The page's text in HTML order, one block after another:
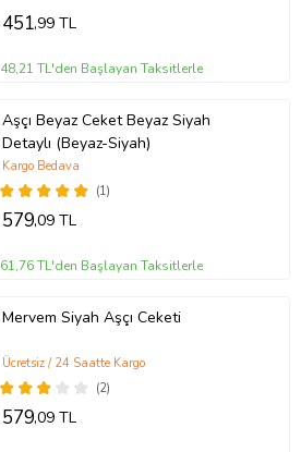
451,99 TL
48,21 TL'den Başlayan Taksitlerle
Aşçı Beyaz Ceket Beyaz Siyah
Detaylı (Beyaz-Siyah)
(1)
Kargo Bedava
579,09 TL
61,76 TL'den Başlayan Taksitlerle
Mervem Siyah Aşçı Ceketi
(2)
Ücretsiz / 24 Saatte Kargo
579,09 TL